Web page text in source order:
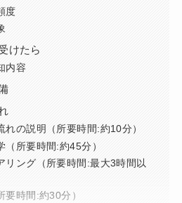
度
けたら
内容
れの説明（所要時間:約10分）
（所要時間:約45分）
リング（所要時間:最大3時間以
要時間:約30分）